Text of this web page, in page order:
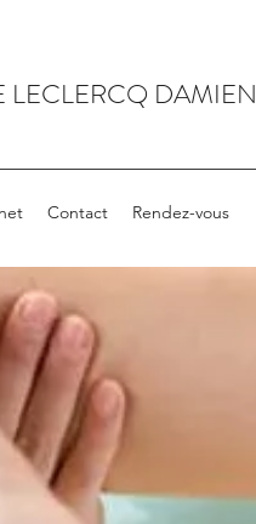
LECLERCQ DAMIEN
Contact Rendez-vous